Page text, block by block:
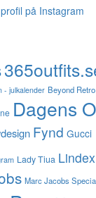
på Instagram
- julkalender Beyond Retro
Dagens
Fynd Gucci
Lady Tiua Lindex
Marc Jacobs